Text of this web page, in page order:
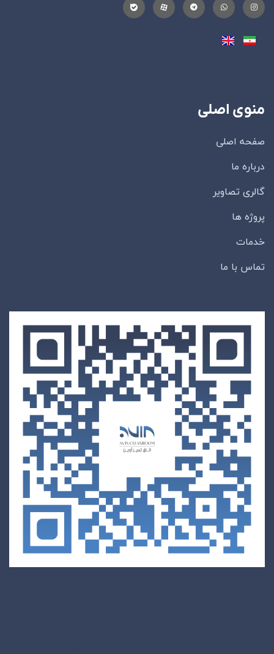
منوی اصلی
صفحه اصلی
درباره ما
گالری تصاویر
پروژه ها
خدمات
تماس با ما